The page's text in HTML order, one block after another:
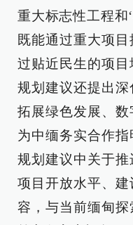
重大标志性工程和
既能通过重大项
过贴近民生的项目
规划建议还提出深
拓展绿色发展、数
为中缅务实合作指
规划建议中关于
项目开放水平、
容，与当前缅甸